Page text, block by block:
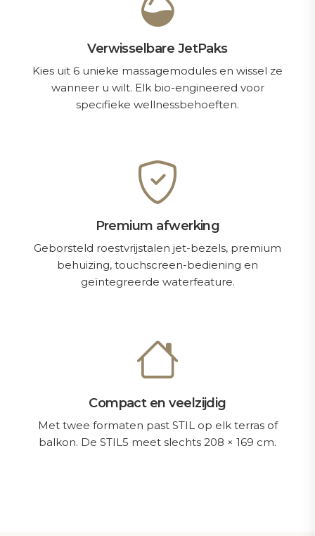
Verwisselbare JetPaks
Kies uit 6 unieke massagemodules en wissel ze
wanneer u wilt. Elk bio-engineered voor
specifieke wellnessbehoeften.
Premium afwerking
Geborsteld roestvrijstalen jet-bezels, premium
behuizing, touchscreen-bediening en
geïntegreerde waterfeature.
Compact en veelzijdig
Met twee formaten past STIL op elk terras of
balkon. De STIL5 meet slechts 208 × 169 cm.